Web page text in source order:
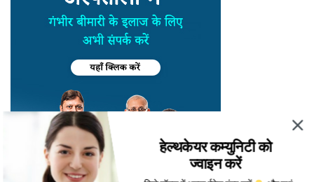
हेल्थकेयर कम्युनिटी को
ज्वाइन करें